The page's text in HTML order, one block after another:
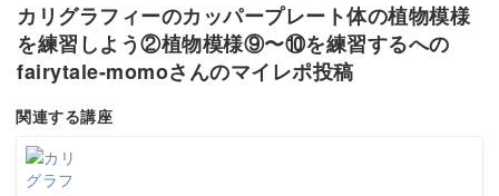
カリグラフィーのカッパープレート体の植物模様
を練習しよう②植物模様⑨〜⑩を練習するへの
fairytale-momoさんのマイレポ投稿
関連する講座